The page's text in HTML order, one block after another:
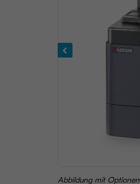
Abbildung mit Optionen